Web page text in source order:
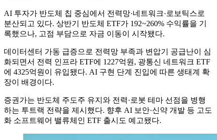
AI 투자가 반도체 칩 중심에서 전력망·네트워크·로보틱스로
분산되고 있다. 상반기 반도체 ETF가 192~260% 수익률을 기
록했으나, 고점 부담으로 자금 이동이 시작됐다.
데이터센터 가동 급증으로 전력망 부족과 변압기 공급난이 심
화되면서 전력 인프라 ETF에 1227억원, 광통신 네트워크 ETF
에 4325억원이 유입됐다. AI 구현 단계 진입에 따른 생태계 확
장이 배경이다.
증권가는 반도체 주도주 유지와 전력·로봇 테마 선점을 병행
하는 투트랙 전략을 제시했다. 향후 AI 보안·신약 개발 등 고도
화 소프트웨어 밸류체인 ETF 출시도 예고됐다.